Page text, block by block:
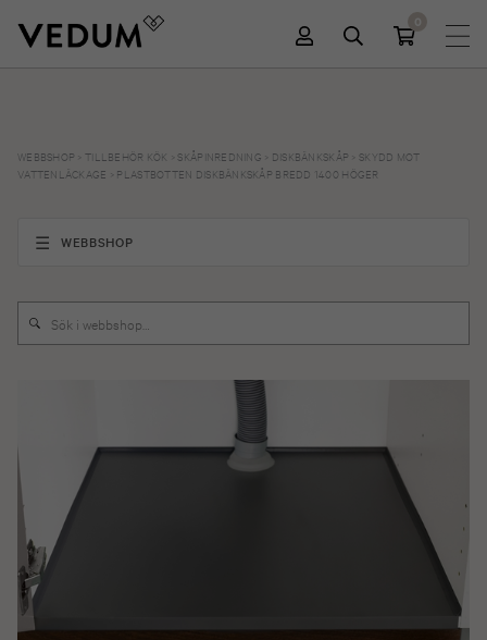
0
WEBBSHOP >TILLBEHÖR KÖK SKÅPINREDNING DISKBÄNKSKÅP
SKYDD MOT
VATTENLÄCKAGE
PLASTBOTTEN DISKBÄNKSKÅP BREDD 1400 HÖGER
WEBBSHOP